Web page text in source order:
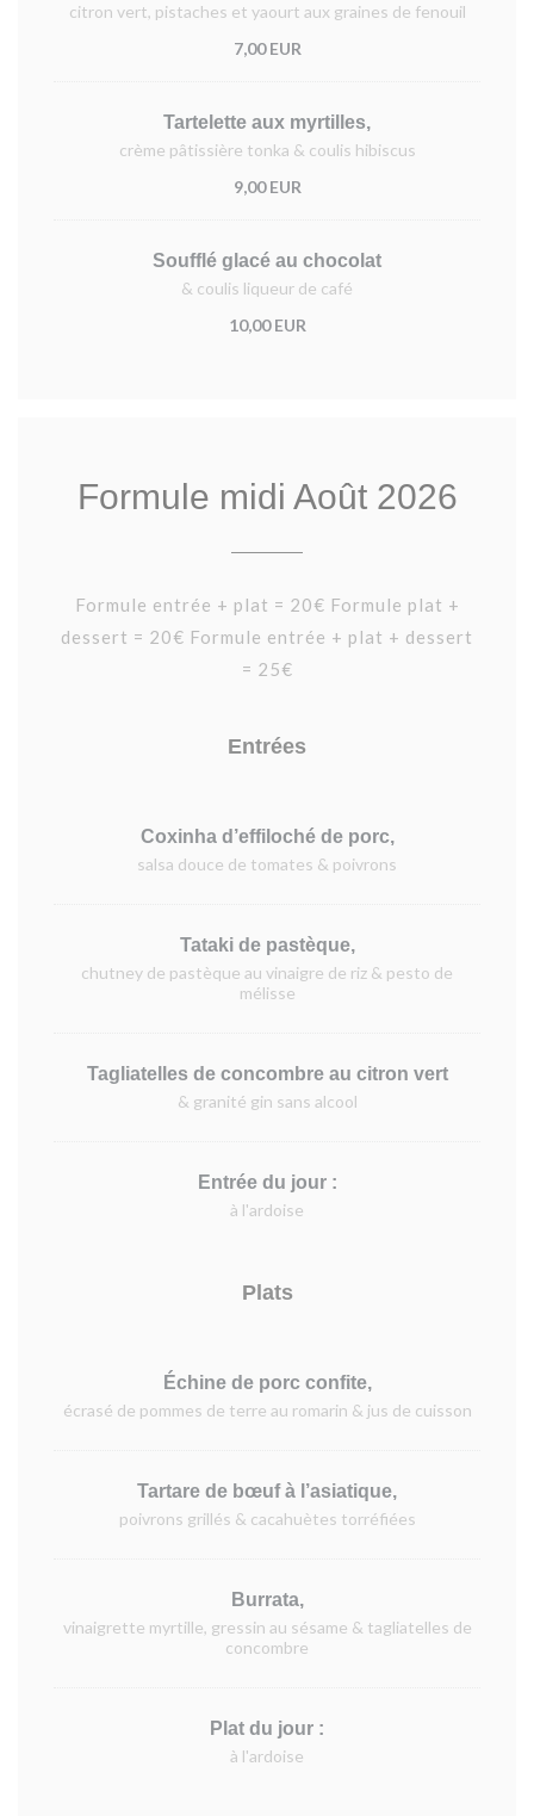
citron vert, pistaches et yaourt aux graines de fenouil
7,00 EUR
Tartelette aux myrtilles,
crème pâtissière tonka & coulis hibiscus
9,00 EUR
Soufflé glacé au chocolat
& coulis liqueur de café
10,00 EUR
Formule midi Août 2026
Formule entrée + plat = 20€ Formule plat +
dessert = 20€ Formule entrée + plat + dessert
= 25€
Entrées
Coxinha d’effiloché de porc,
salsa douce de tomates & poivrons
Tataki de pastèque,
chutney de pastèque au vinaigre de riz & pesto de
mélisse
Tagliatelles de concombre au citron vert
& granité gin sans alcool
Entrée du jour :
à l'ardoise
Plats
Échine de porc confite,
écrasé de pommes de terre au romarin & jus de cuisson
Tartare de bœuf à l’asiatique,
poivrons grillés & cacahuètes torréfiées
Burrata,
vinaigrette myrtille, gressin au sésame & tagliatelles de
concombre
Plat du jour :
à l'ardoise